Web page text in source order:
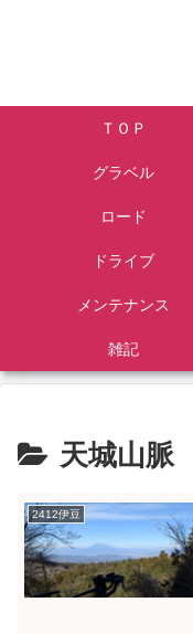
ＴＯＰ
グラベル
ロード
ドライブ
メンテナンス
雑記
天城山脈
2412伊豆